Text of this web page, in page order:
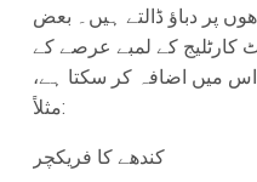
پر دباؤ ڈالتے ہیں۔ بعض
کارٹلیج کے لمبے عرصے کے
میں اضافہ کر سکتا ہے،
مثلاً:
کندھے کا فریکچر